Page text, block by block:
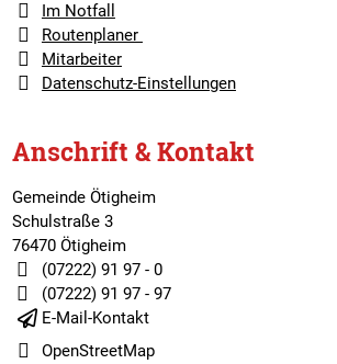
Im Notfall
Routenplaner
Mitarbeiter
Datenschutz-Einstellungen
Anschrift & Kontakt
Gemeinde Ötigheim
Schulstraße 3
76470 Ötigheim
(07222) 91 97 - 0
(07222) 91 97 - 97
E-Mail-Kontakt
OpenStreetMap